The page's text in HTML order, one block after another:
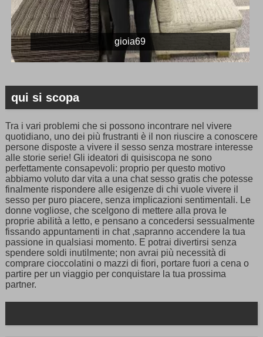
gioia69
qui si scopa
Tra i vari problemi che si possono incontrare nel vivere
quotidiano, uno dei più frustranti è il non riuscire a conoscere
persone disposte a vivere il sesso senza mostrare interesse
alle storie serie! Gli ideatori di quisiscopa ne sono
perfettamente consapevoli: proprio per questo motivo
abbiamo voluto dar vita a una chat sesso gratis che potesse
finalmente rispondere alle esigenze di chi vuole vivere il
sesso per puro piacere, senza implicazioni sentimentali. Le
donne vogliose, che scelgono di mettere alla prova le
proprie abilità a letto, e pensano a concedersi sessualmente
fissando appuntamenti in chat ,sapranno accendere la tua
passione in qualsiasi momento. E potrai divertirsi senza
spendere soldi inutilmente; non avrai più necessità di
comprare cioccolatini o mazzi di fiori, portare fuori a cena o
partire per un viaggio per conquistare la tua prossima
partner.